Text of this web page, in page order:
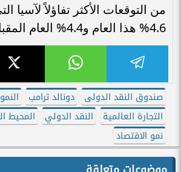
من التوقعات الأكثر تفاؤلاً لآسيا
4.6% هذا العام و4.4% العام المقبل.
صندوق النقد الدولى دونالد ترامب
التجارة العالمية
النقد الدولي
المحيط
نمو الاقتصاد